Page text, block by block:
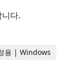
다.
용 | Windows